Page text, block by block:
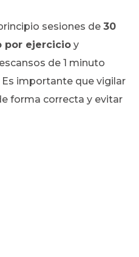
sesiones de30
por ejercicio y
de 1 minuto
importante que vigilar
forma correcta y evitar